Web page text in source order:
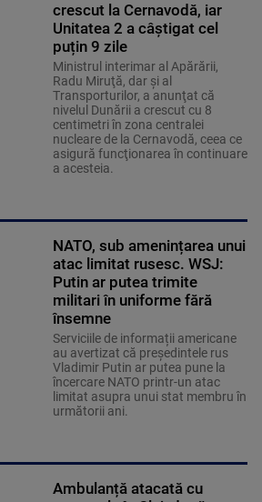
crescut la Cernavodă, iar
Unitatea 2 a câștigat cel
puțin 9 zile
Ministrul interimar al Apărării,
Radu Miruţă, dar şi al
Transporturilor, a anunţat că
nivelul Dunării a crescut cu 8
centimetri în zona centralei
nucleare de la Cernavodă, ceea ce
asigură funcţionarea în continuare
a acesteia.
NATO, sub amenințarea unui
atac limitat rusesc. WSJ:
Putin ar putea trimite
militari în uniforme fără
însemne
Serviciile de informații americane
au avertizat că președintele rus
Vladimir Putin ar putea pune la
încercare NATO printr-un atac
limitat asupra unui stat membru în
următorii ani.
Ambulanță atacată cu